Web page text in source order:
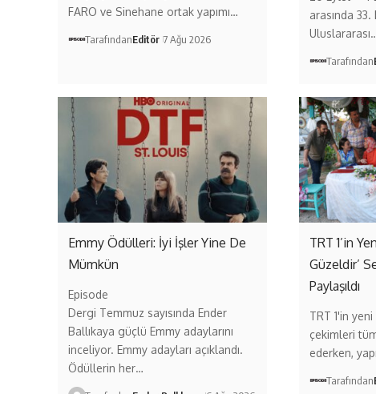
FARO ve Sinehane ortak yapımı…
TarafındanEditör 7 Ağu 2026
arasında
Tarafından
Emmy Ödülleri: İyi İşler Yine De
Mümkün
Episode
Dergi Temmuz sayısında Ender
Ballıkaya güçlü Emmy adaylarını
inceliyor. Emmy adayları açıklandı.
Ödüllerin her…
TRT 1’in
Güzeldir’
Paylaşıldı
TRT 1'in
çekimleri
ederken,
Tarafından